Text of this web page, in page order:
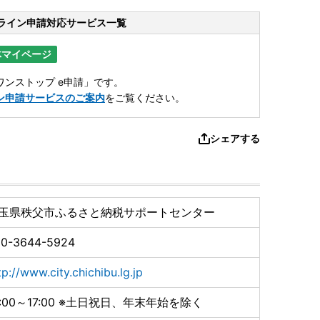
イン申請対応サービス一覧
イページ
ストップ e申請」です。
申請サービスのご案内をご覧ください。
シェアする
県秩父市ふるさと納税サポートセンター
3644-5924
www.city.chichibu.lg.jp
～17:00 ※土日祝日、年末年始を除く